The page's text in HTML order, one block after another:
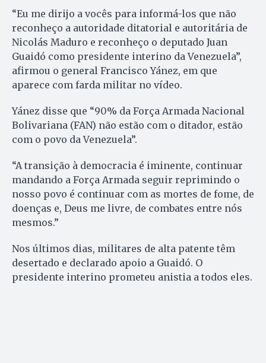
“Eu me dirijo a vocês para informá-los que não
reconheço a autoridade ditatorial e autoritária de
Nicolás Maduro e reconheço o deputado Juan
Guaidó como presidente interino da Venezuela”,
afirmou o general Francisco Yánez, em que
aparece com farda militar no vídeo.
Yánez disse que “90% da Força Armada Nacional
Bolivariana (FAN) não estão com o ditador, estão
com o povo da Venezuela”.
“A transição à democracia é iminente, continuar
mandando a Força Armada seguir reprimindo o
nosso povo é continuar com as mortes de fome, de
doenças e, Deus me livre, de combates entre nós
mesmos.”
Nos últimos dias, militares de alta patente têm
desertado e declarado apoio a Guaidó. O
presidente interino prometeu anistia a todos eles.